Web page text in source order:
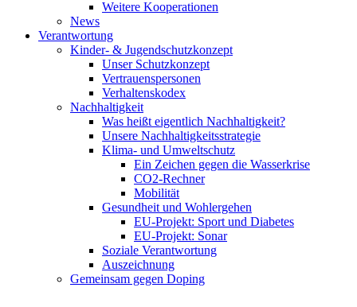
Weitere Kooperationen
News
Verantwortung
Kinder- & Jugendschutzkonzept
Unser Schutzkonzept
Vertrauenspersonen
Verhaltenskodex
Nachhaltigkeit
Was heißt eigentlich Nachhaltigkeit?
Unsere Nachhaltigkeitsstrategie
Klima- und Umweltschutz
Ein Zeichen gegen die Wasserkrise
CO2-Rechner
Mobilität
Gesundheit und Wohlergehen
EU-Projekt: Sport und Diabetes
EU-Projekt: Sonar
Soziale Verantwortung
Auszeichnung
Gemeinsam gegen Doping